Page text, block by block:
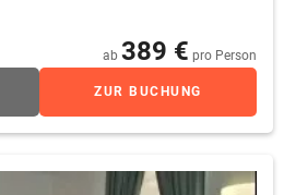
ab 389 € pro Person
ZUR BUCHUNG